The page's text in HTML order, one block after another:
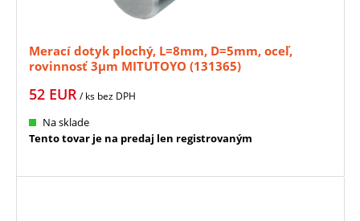
Merací dotyk plochý, L=8mm, D=5mm, oceľ,
rovinnosť 3µm MITUTOYO (131365)
52 EUR/ ks bez DPH
Na sklade
Tento tovar je na predaj len registrovaným